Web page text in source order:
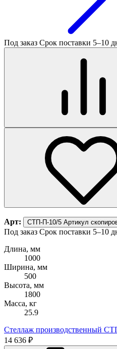
Под заказ Срок поставки 5–10
Арт: СТП-П-10/5 Артикул
Под заказ Срок поставки 5–10
Длина, мм
1000
Ширина, мм
500
Высота, мм
1800
Масса, кг
25.9
Стеллаж производственный
14 636 ₽